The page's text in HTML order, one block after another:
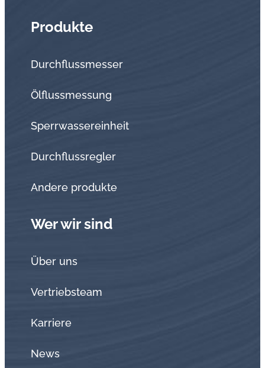
Produkte
Durchflussmesser
Ölflussmessung
Sperrwassereinheit
Durchflussregler
Andere produkte
Wer wir sind
Über uns
Vertriebsteam
Karriere
News